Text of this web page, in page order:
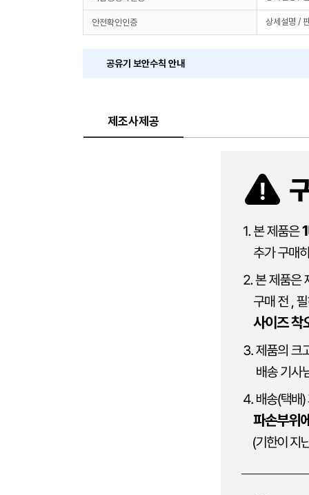
안전확인인증 상세설명 /
공유기 보안수칙 안내
제조사제공